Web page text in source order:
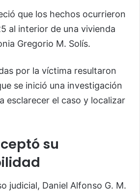
que los hechos ocurrieron
al interior de una vivienda
Gregorio M. Solís.
por la víctima resultaron
se inició una investigación
esclarecer el caso y localizar
su
judicial, Daniel Alfonso G. M.